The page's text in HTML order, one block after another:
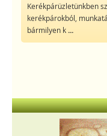
Kerékpárüzletünkben
kerékpárokból,
bármilyen k...